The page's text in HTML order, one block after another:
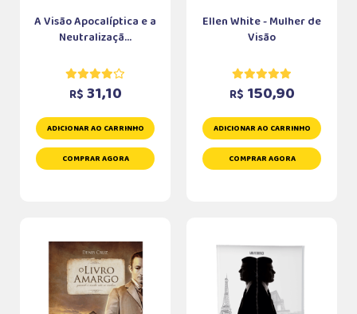
A Visão Apocalíptica e a
Neutralizaçã...
R$ 31,10
ADICIONAR AO CARRINHO
COMPRAR AGORA
Ellen White - Mulher de
Visão
R$ 150,90
ADICIONAR AO CARRINHO
COMPRAR AGORA